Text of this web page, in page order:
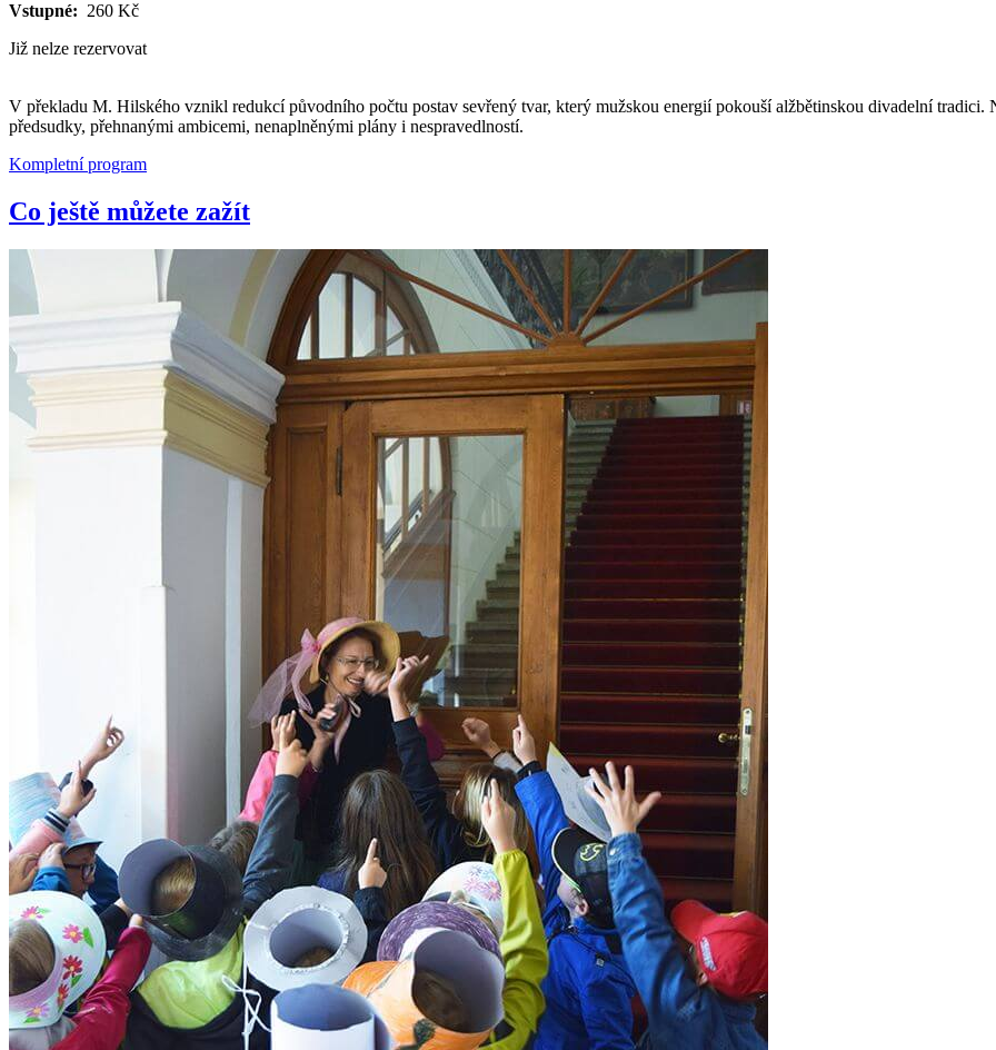
Vstupné: 260 Kč
Již nelze rezervovat
V překladu M. Hilského vznikl redukcí původního počtu postav sevřený tvar, který mužskou energií pokouší alžbětinskou divadelní tradici.
předsudky, přehnanými ambicemi, nenaplněnými plány i nespravedlností.
Kompletní program
Co ještě můžete zažít